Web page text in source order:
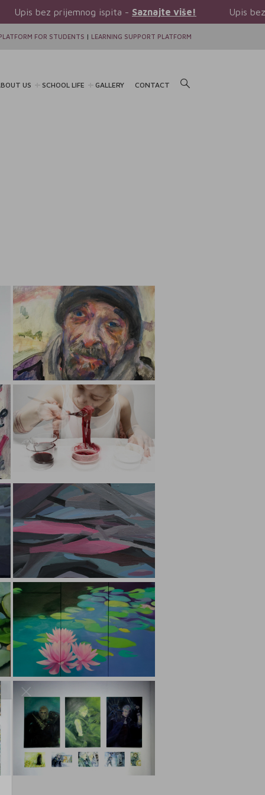
ispita -Saznajte više! Upis bez prijemnog
FOR STUDENTS | LEARNING SUPPORT PLATFORM
US SCHOOL LIFE GALLERY CONTACT
i kroja